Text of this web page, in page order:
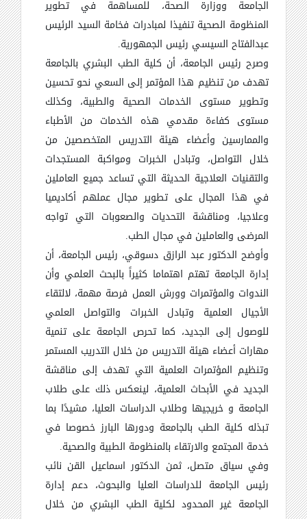
الجامعة ووزارة الصحة، للمساهمة في تطوير
المنظومة الصحية تنفيذا لمبادرات فخامة السيد الرئيس
عبدالفتاح السيسي رئيس الجمهورية.
وصرح رئيس الجامعة، أن كلية الطب البشري بالجامعة
تهدف من تنظيم هذا المؤتمر إلى السعي نحو تحسين
وتطوير مستوى الخدمات الصحية والطبية، وكذلك
مستوى كفاءة مقدمي هذه الخدمات من الأطباء
والممارسين وأعضاء هيئة التدريس المتخصصين من
خلال التواصل، وتبادل الخبرات ومواكبة المستجدات
والتقنيات العلاجية الحديثة التي تساعد جميع العاملين
في هذا المجال على تطوير مجال عملهم أكاديميا
وعلاجيا، ومناقشة التحديات والصعوبات التي تواجه
المرضى والعاملين في مجال الطب.
وأوضح الدكتور عبد الرازق دسوقي، رئيس الجامعة، أن
إدارة الجامعة تهتم اهتماما كثيراً بالبحث العلمي وأن
الندوات والمؤتمرات وورش العمل فرصة مهمة، لالتقاء
الأجيال العلمية وتبادل الخبرات والتواصل العلمي
للوصول إلى الجديد، كما تحرص الجامعة على تنمية
مهارات أعضاء هيئة التدريس من خلال التدريب المستمر
وتنظيم المؤتمرات العلمية التي تهدف إلى مناقشة
الجديد في الأبحاث العلمية، لينعكس ذلك على طلاب
الجامعة و خريجيها وطلاب الدراسات العليا، مشيدًا بما
تبذله كلية الطب بالجامعة ودورها البارز خصوصا في
خدمة المجتمع والارتقاء بالمنظومة الطبية والصحية.
وفي سياق متصل، ثمن الدكتور اسماعيل القن نائب
رئيس الجامعة للدراسات العليا والبحوث، دعم إدارة
الجامعة غير المحدود لكلية الطب البشري من خلال